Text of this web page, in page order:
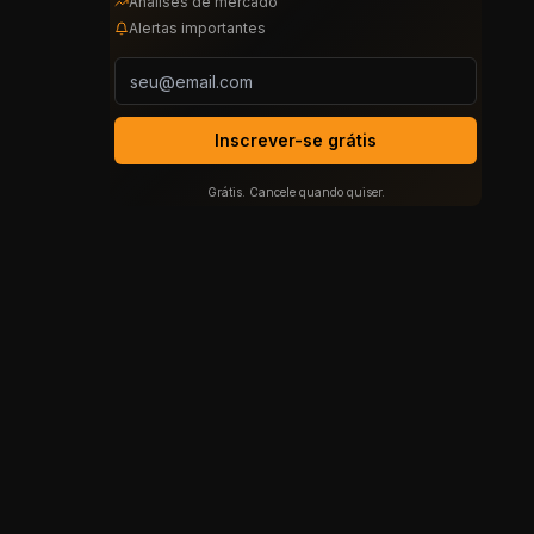
Alertas importantes
Inscrever-se grátis
Grátis. Cancele quando quiser.